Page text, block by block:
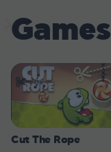
Games
Cut The Rope